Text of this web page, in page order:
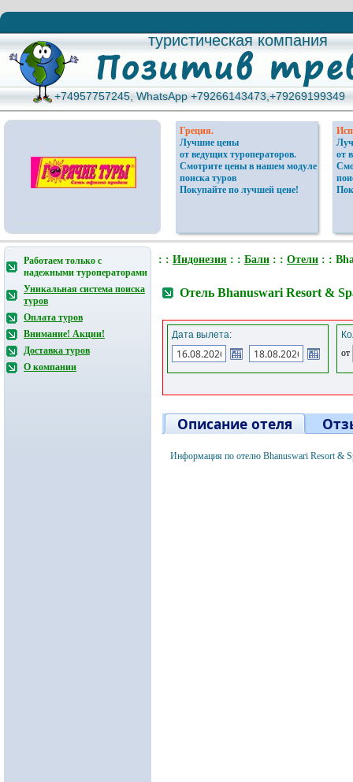
туристическая компания
туристическая компания
+74957757245, WhatsApp +79266143473,+79269199349
+74957757245, WhatsApp +79266143473,+79269199349
Греция.
Лучшие цены
от ведущих туроператоров.
Смотрите цены в нашем модуле
поиска туров
Покупайте по лучшей цене!
от
Работаем только с
надежными туроператорами
Уникальная система поиска
туров
Оплата туров
Внимание! Акции!
Доставка туров
О компании
: : Индонезия : : Бали : : Отели : :
Отель Bhanuswari Resort &
Дата вылета:
от
Описание отеля
Информация по отелю Bhanuswari Resort &